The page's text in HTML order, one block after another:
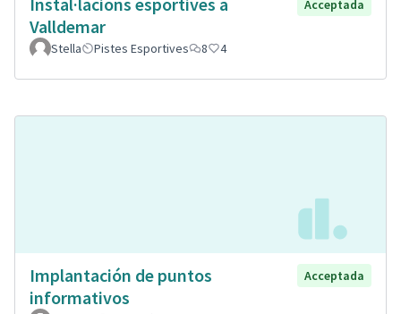
Valldemar
Acceptada
Stella Pistes Esportives 8 4
Implantación de puntos
informativos
Acceptada